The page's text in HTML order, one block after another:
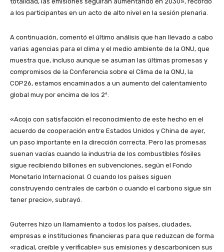
a los participantes en un acto de alto nivel en la sesión plenaria.
A continuación, comentó el último análisis que han llevado a cabo
varias agencias para el clima y el medio ambiente de la ONU, que
muestra que, incluso aunque se asuman las últimas promesas y
compromisos de la Conferencia sobre el Clima de la ONU, la
COP26, estamos encaminados a un aumento del calentamiento
global muy por encima de los 2º.
«Acojo con satisfacción el reconocimiento de este hecho en el
acuerdo de cooperación entre Estados Unidos y China de ayer,
un paso importante en la dirección correcta. Pero las promesas
suenan vacías cuando la industria de los combustibles fósiles
sigue recibiendo billones en subvenciones, según el Fondo
Monetario Internacional. O cuando los países siguen
construyendo centrales de carbón o cuando el carbono sigue sin
tener precio», subrayó.
Guterres hizo un llamamiento a todos los países, ciudades,
empresas e instituciones financieras para que reduzcan de forma
«radical, creíble y verificable» sus emisiones y descarbonicen sus